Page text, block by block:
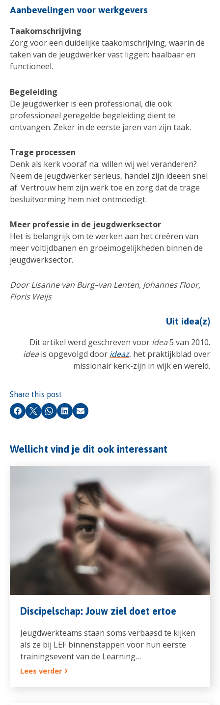
Aanbevelingen voor werkgevers
Taakomschrijving
Zorg voor een duidelijke taakomschrijving, waarin de
taken van de jeugdwerker vast liggen: haalbaar en
functioneel.
Begeleiding
De jeugdwerker is een professional, die ook
professioneel geregelde begeleiding dient te
ontvangen. Zeker in de eerste jaren van zijn taak.
Trage processen
Denk als kerk vooraf na: willen wij wel veranderen?
Neem de jeugdwerker serieus, handel zijn ideeën snel
af. Vertrouw hem zijn werk toe en zorg dat de trage
besluitvorming hem niet ontmoedigt.
Meer professie in de jeugdwerksector
Het is belangrijk om te werken aan het creëren van
meer voltijdbanen en groeimogelijkheden binnen de
jeugdwerksector.
Door Lisanne van Burg–van Lenten, Johannes Floor,
Floris Weijs
Uit idea(z)
Dit artikel werd geschreven voor idea5 van 2010.
idea is opgevolgd door ideaz, het praktijkblad over
missionair kerk-zijn in wijk en wereld.
Share this post
Facebook
X Whatsapp
LinkedIn
Email
Wellicht vind je dit ook interessant
Discipelschap: Jouw ziel doet ertoe
Jeugdwerkteams staan soms verbaasd te kijken
als ze bij LEF binnenstappen voor hun eerste
trainingsevent van de Learning…
Lees verder